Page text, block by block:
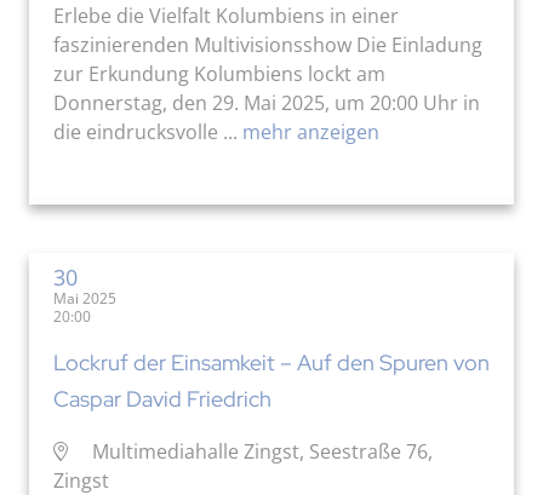
Erlebe die Vielfalt Kolumbiens in einer
faszinierenden Multivisionsshow Die Einladung
zur Erkundung Kolumbiens lockt am
Donnerstag, den 29. Mai 2025, um 20:00 Uhr in
die eindrucksvolle ... mehr anzeigen
30
Mai 2025
20:00
Lockruf der Einsamkeit – Auf den Spuren von
Caspar David Friedrich
Multimediahalle Zingst, Seestraße 76,
Zingst